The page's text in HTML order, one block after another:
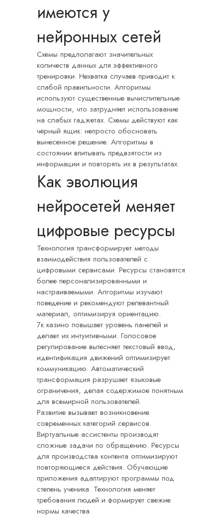
имеются у
нейронных сетей
Схемы предполагают значительных
количеств данных для эффективного
тренировки. Нехватка случаев приводит к
слабой правильности. Алгоритмы
используют существенные вычислительные
мощности, что затрудняет использование
на слабых гаджетах. Схемы действуют как
чёрный ящик: непросто обосновать
вынесенное решение. Алгоритмы в
состоянии впитывать предвзятости из
информации и повторять их в результатах.
Как эволюция
нейросетей меняет
цифровые ресурсы
Технология трансформирует методы
взаимодействия пользователей с
цифровыми сервисами. Ресурсы становятся
более персонализированными и
настраиваемыми. Алгоритмы изучают
поведение и рекомендуют релевантный
материал, оптимизируя ориентацию.
7к казино повышает уровень панелей и
делает их интуитивными. Голосовое
регулирование вытесняет текстовый ввод,
идентификация движений оптимизирует
коммуникацию. Автоматический
трансформация разрушает языковые
ограничения, делая содержимое понятным
для всемирной пользователей.
Развитие вызывает возникновение
современных категорий сервисов.
Виртуальные ассистенты производят
сложные задачи по обращению. Ресурсы
для производства контента оптимизируют
повторяющиеся действия. Обучающие
приложения адаптируют программы под
степень ученика. Технология меняет
требования людей и формирует свежие
нормы качества.